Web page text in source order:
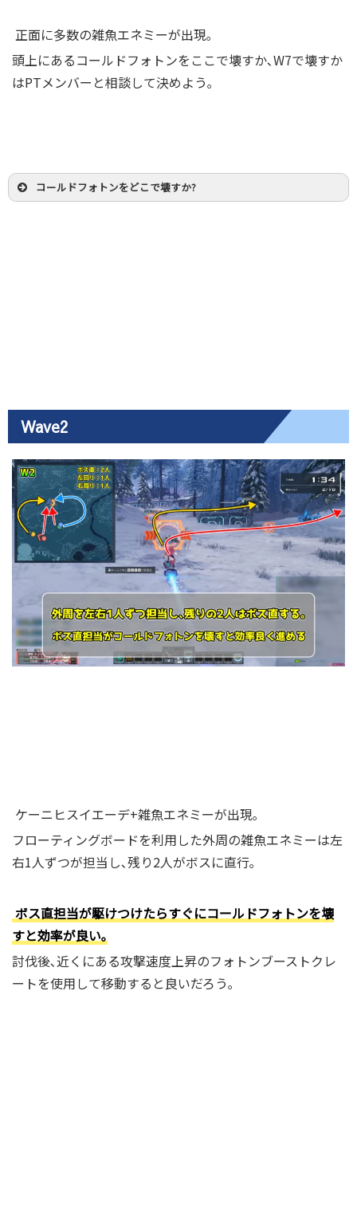
正面に多数の雑魚エネミーが出現｡
頭上にあるコールドフォトンをここで壊すか､W7で壊すか
はPTメンバーと相談して決めよう｡
コールドフォトンをどこで壊すか?
Wave2
ケーニヒスイエーデ+雑魚エネミーが出現｡
フローティングボードを利用した外周の雑魚エネミーは左
右1人ずつが担当し､残り2人がボスに直行｡
ボス直担当が駆けつけたらすぐにコールドフォトンを壊
すと効率が良い｡
討伐後､近くにある攻撃速度上昇のフォトンブーストクレ
ートを使用して移動すると良いだろう｡